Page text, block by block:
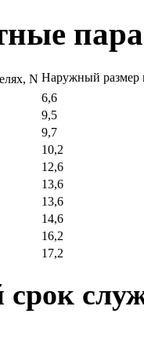
N Наружный размер
6,6
9,5
9,7
10,2
12,6
13,6
13,6
14,6
16,2
17,2